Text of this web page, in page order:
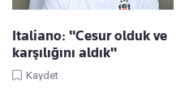
Italiano: "Cesur olduk ve
karşılığını aldık"
Kaydet